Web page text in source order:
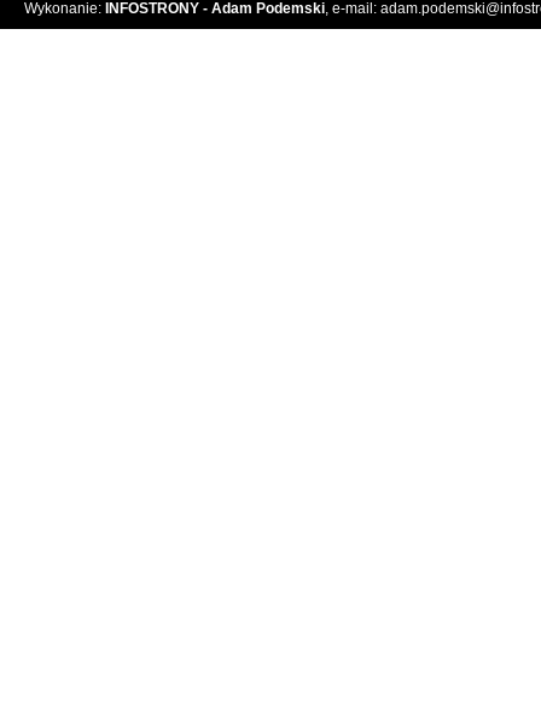
Wykonanie: INFOSTRONY - Adam Podemski, e-mail: